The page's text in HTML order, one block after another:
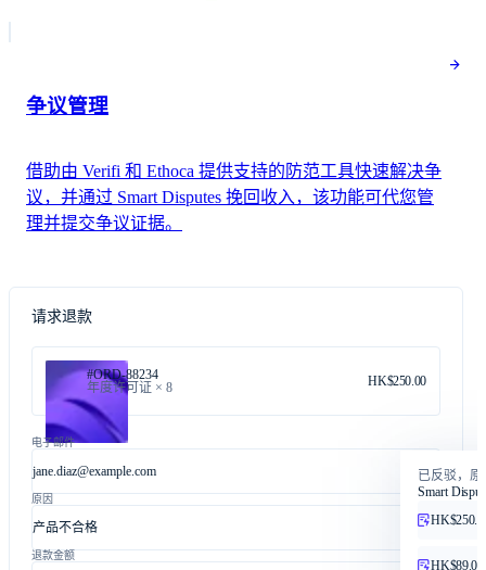
争议管理
借助由 Verifi 和 Ethoca 提供支持的防范工具快速解决争
议，并通过 Smart Disputes 挽回收入，该功能可代您管
理并提交争议证据。
请求退款
#ORD-88234
年度许可证 × 8
HK$250.00
电子邮件
jane.diaz@example.com
原因
产品不合格
退款金额
已反驳，
Smart
HK$89.00